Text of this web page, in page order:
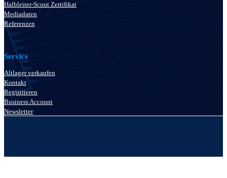
Halbleiter-Scout Zertifikat
Mediadaten
Referenzen
Service
Altlager verkaufen
Kontakt
Registrieren
Business Account
Newsletter